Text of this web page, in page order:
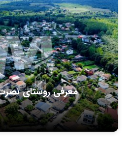
معرفی روستای نصرت